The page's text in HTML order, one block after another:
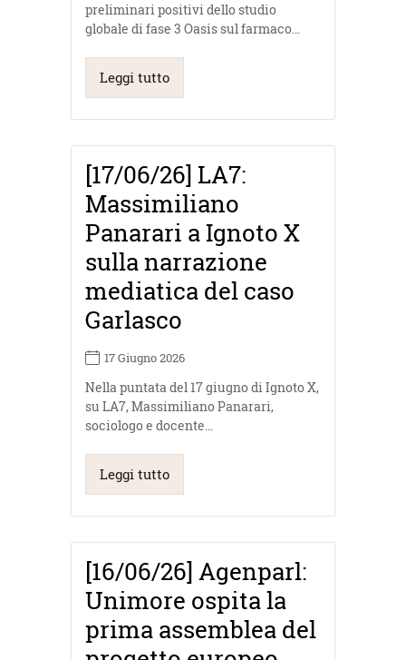
preliminari positivi dello studio
globale di fase 3 Oasis sul farmaco…
Leggi tutto
[17/06/26] LA7:
Massimiliano
Panarari a Ignoto X
sulla narrazione
mediatica del caso
Garlasco
17 Giugno 2026
Nella puntata del 17 giugno di Ignoto X,
su LA7, Massimiliano Panarari,
sociologo e docente…
Leggi tutto
[16/06/26] Agenparl:
Unimore ospita la
prima assemblea del